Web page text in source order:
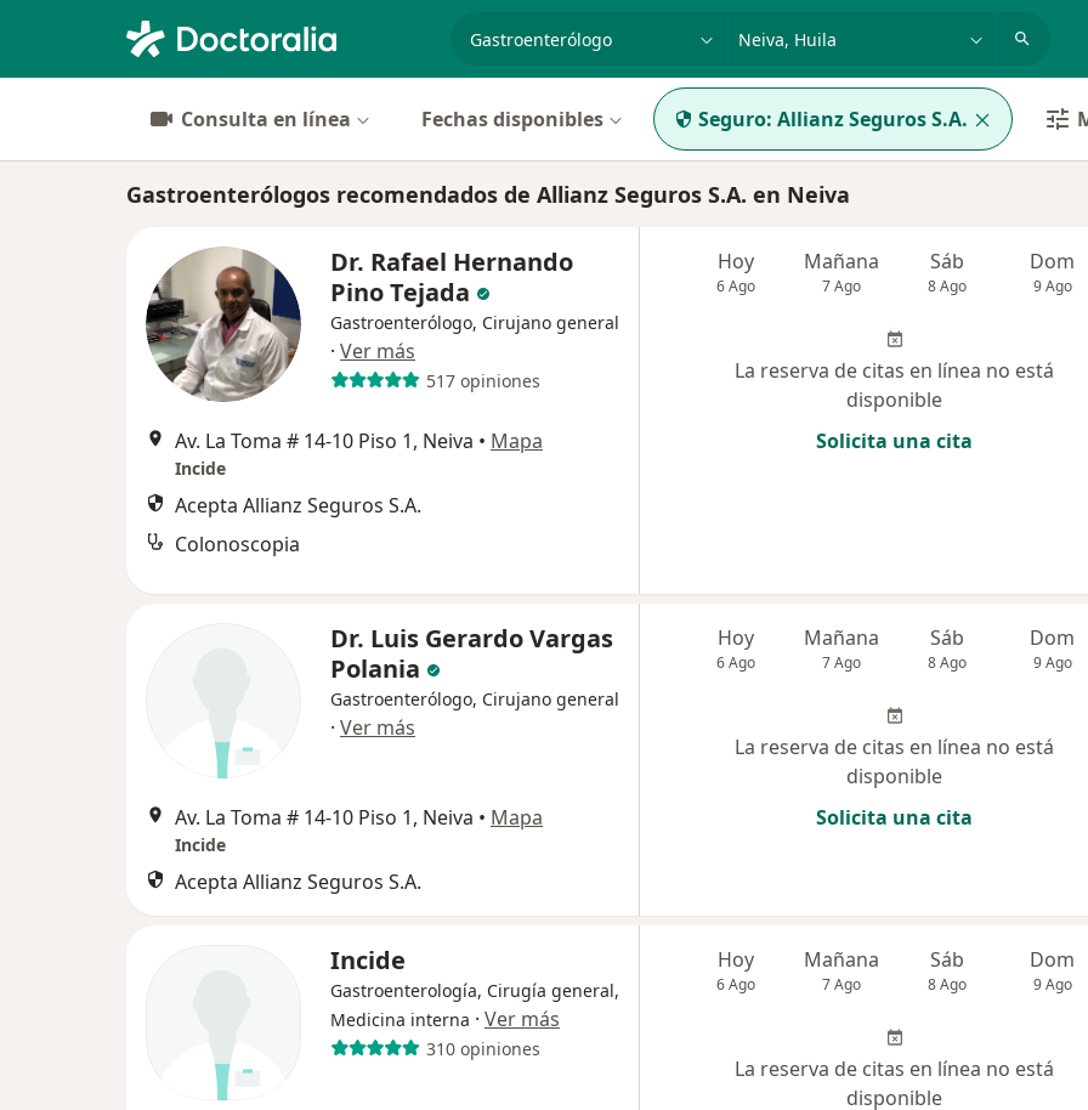
especialidad, enfermedad o nombre
Consulta en línea Fechas disponibles Seguro: Allianz Seguros S.A.
Gastroenterólogos recomendados de Allianz Seguros S.A. en Neiva
Dr. Rafael Hernando
Pino Tejada
Gastroenterólogo, Cirujano general
· Ver más
517 opiniones
Av. La Toma # 14-10 Piso 1, Neiva • Mapa
Incide
Acepta Allianz Seguros S.A.
Colonoscopia
Hoy
6 Ago
Mañana
7 Ago
Sáb
8 Ago
Dom
9 Ago
La reserva de citas en línea no está
disponible
Solicita una cita
Dr. Luis Gerardo Vargas
Polania
Gastroenterólogo, Cirujano general
· Ver más
Av. La Toma # 14-10 Piso 1, Neiva • Mapa
Incide
Acepta Allianz Seguros S.A.
Hoy
6 Ago
Mañana
7 Ago
Sáb
8 Ago
Dom
9 Ago
La reserva de citas en línea no está
disponible
Solicita una cita
Incide
Gastroenterología, Cirugía general,
Medicina interna · Ver más
310 opiniones
Hoy
6 Ago
Mañana
7 Ago
Sáb
8 Ago
Dom
9 Ago
La reserva de citas en línea no está
disponible